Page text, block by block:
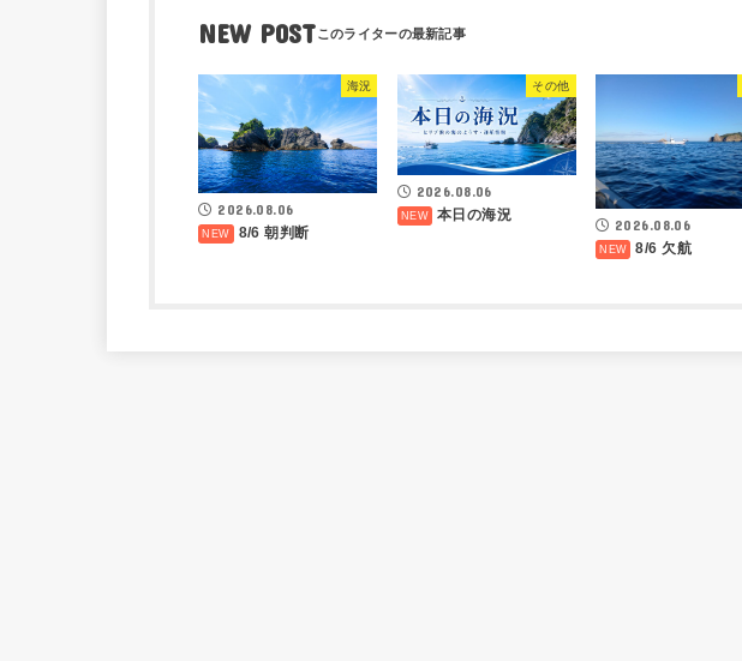
NEW POST
海況
2026.08.06
8/6 朝判断
その他
2026.08.06
本日の海況
2026.08.06
8/6 欠航